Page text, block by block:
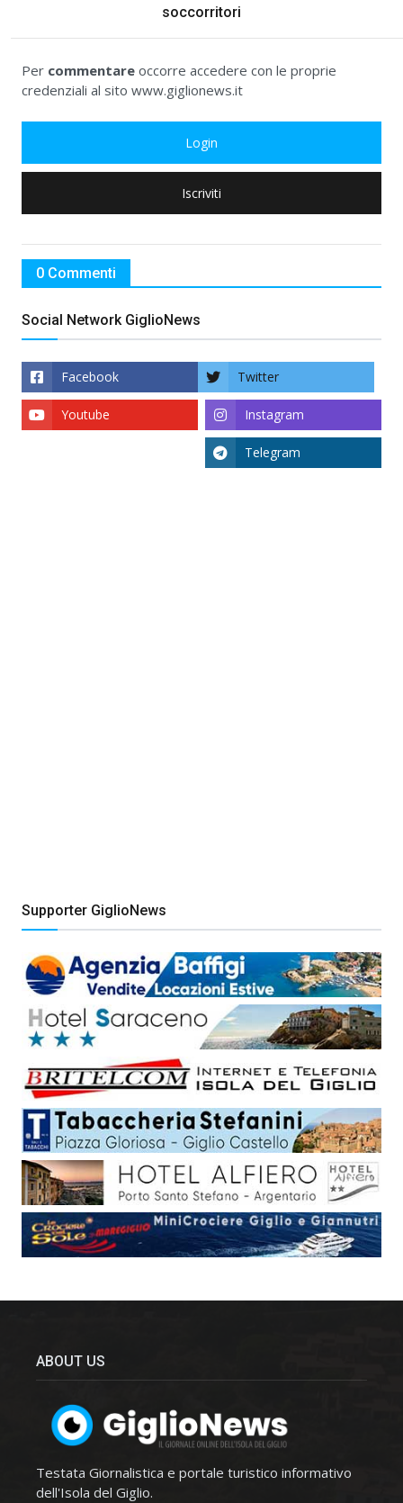
soccorritori
Per commentare occorre accedere con le proprie
credenziali al sito www.giglionews.it
Login
Iscriviti
0 Commenti
Social Network GiglioNews
Facebook Twitter
Instagram
Youtube
Telegram
Supporter GiglioNews
ABOUT US
Testata Giornalistica e portale turistico informativo
dell'Isola del Giglio.